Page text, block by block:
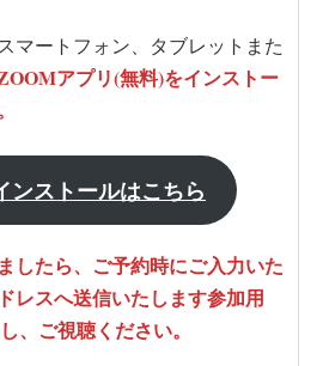
マートフォン、タブレットまた
アプリ(無料)をインストー
ンストールはこちら
したら、ご予約時にご入力いた
レスへ送信いたします参加用
、ご視聴ください。